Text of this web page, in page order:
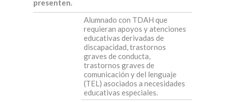
presenten.
Alumnado con TDAH que
requieran apoyos y atenciones
educativas derivadas de
discapacidad, trastornos
graves de conducta,
trastornos graves de
comunicación y del lenguaje
(TEL) asociados a necesidades
educativas especiales.